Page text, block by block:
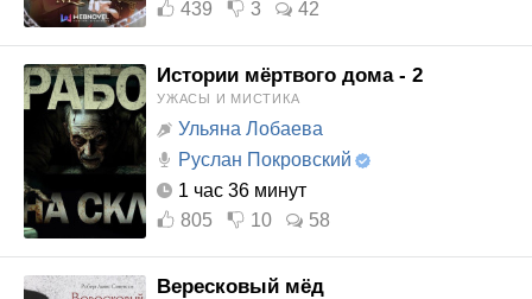
439
3 42
Истории мёртвого дома - 2
УЖАСЫ И МИСТИКА
Ульяна Лобаева
Руслан Покровский
1 час 36 минут
805
10 58
Вересковый мёд